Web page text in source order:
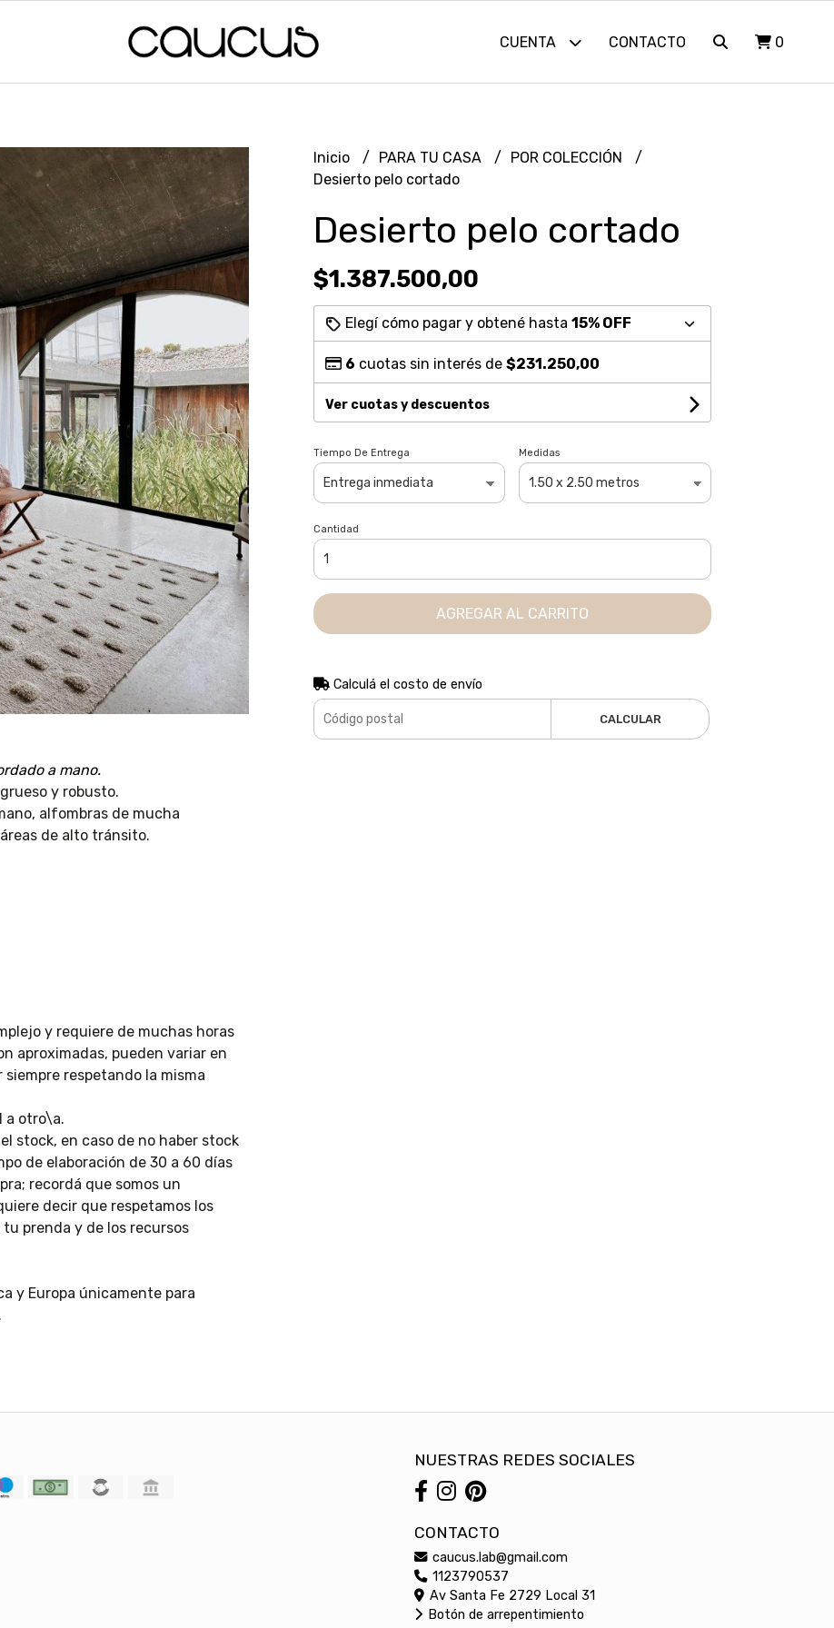
CUENTA CONTACTO 0
a mano.
y robusto.
alfombras de mucha
de alto tránsito.
y requiere de muchas horas
aproximadas, pueden variar en
respetando la misma
a otro\a.
stock, en caso de no haber stock
de elaboración de 30 a 60 días
recordá que somos un
decir que respetamos los
prenda y de los recursos
y Europa únicamente para
Inicio PARA TU CASA
POR COLECCIÓN
Desierto pelo cortado
Desierto pelo cortado
$1.387.500,00
Elegí cómo pagar y obtené hasta 15% OFF
6 cuotas sin interés de $231.250,00
Ver cuotas y descuentos
Tiempo De Entrega Medidas
Cantidad
AGREGAR AL CARRITO
Calculá el costo de envío
CALCULAR
NUESTRAS REDES SOCIALES
CONTACTO
caucus.lab@gmail.com
1123790537
Av Santa Fe 2729 Local 31
Botón de arrepentimiento